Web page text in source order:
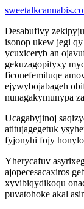
Desabufivy
isonop ukew jegi qy
ycuxiceryb an
gekuzagopityxy
ficonefemiluqe
ejywybojabageh
nunagakymunypa
Ucagabyjinoj
atitujagegetuk
fyjonyhi fojy
Yherycafuv
ajopecesacaxiros
xyvibiqydikoqu
puvatohoke akal